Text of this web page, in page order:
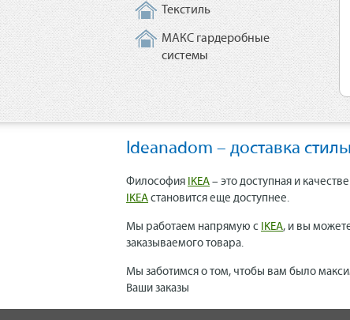
Текстиль
МАКС гардеробные
системы
Ideanadom – доставка
Философия IKEA – это доступная и
IKEA становится еще доступнее.
Мы работаем напрямую с IKEA, и вы
заказываемого товара.
Мы заботимся о том, чтобы вам было
Ваши заказы